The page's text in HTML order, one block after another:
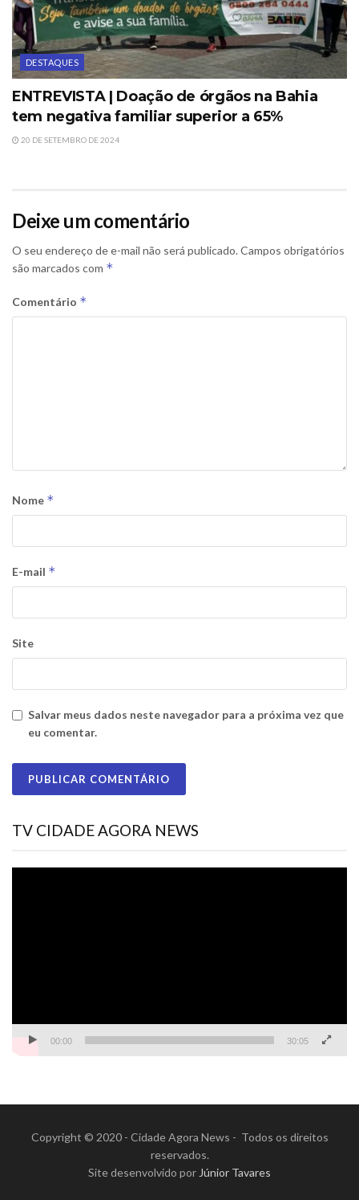
DESTAQUES
ENTREVISTA | Doação de órgãos na Bahia
tem negativa familiar superior a 65%
20 DE SETEMBRO DE 2024
Deixe um comentário
O seu endereço de e-mail não será publicado. Campos obrigatórios
são marcados com *
Comentário *
Nome *
E-mail *
Site
Salvar meus dados neste navegador para a próxima vez que
eu comentar.
TV CIDADE AGORA NEWS
00:00 30:05
Copyright © 2020 - Cidade Agora News - Todos os direitos
reservados.
Site desenvolvido por Júnior Tavares